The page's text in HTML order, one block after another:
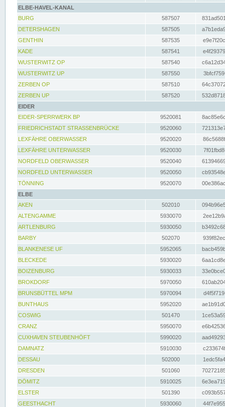
ELBE-HAVEL-KANAL
BURG
587507
DETERSHAGEN
587505
GENTHIN
587535
KADE
587541
WUSTERWITZ OP
587540
WUSTERWITZ UP
587550
ZERBEN OP
587510
ZERBEN UP
587520
EIDER
EIDER-SPERRWERK BP
9520081
FRIEDRICHSTADT STRASSENBRÜCKE
9520060
LEXFÄHRE OBERWASSER
9520020
LEXFÄHRE UNTERWASSER
9520030
NORDFELD OBERWASSER
9520040
NORDFELD UNTERWASSER
9520050
TÖNNING
9520070
ELBE
AKEN
502010
ALTENGAMME
5930070
ARTLENBURG
5930050
BARBY
502070
BLANKENESE UF
5952065
BLECKEDE
5930020
BOIZENBURG
5930033
BROKDORF
5970050
BRUNSBÜTTEL MPM
5970094
BUNTHAUS
5952020
COSWIG
501470
CRANZ
5950070
CUXHAVEN STEUBENHÖFT
5990020
DAMNATZ
5910030
DESSAU
502000
DRESDEN
501060
DÖMITZ
5910025
ELSTER
501390
GEESTHACHT
5930060